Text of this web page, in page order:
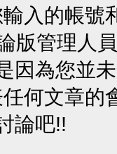
入的帳號
版管理人
因為您並
何文章的
論吧!!